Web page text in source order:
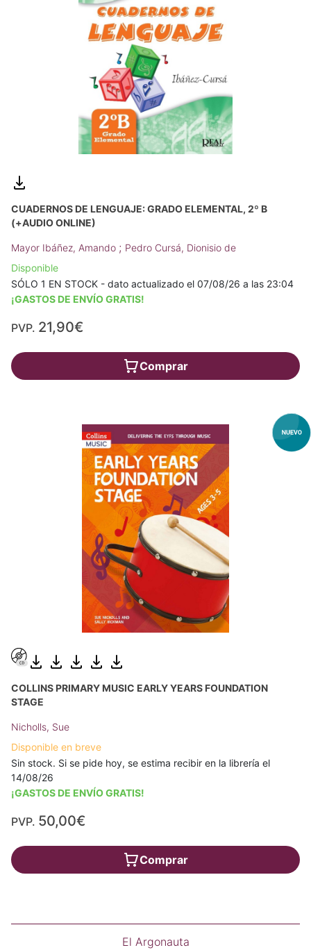
CUADERNOS DE LENGUAJE: GRADO ELEMENTAL, 2º B
(+AUDIO ONLINE)
Mayor Ibáñez, Amando ; Pedro Cursá, Dionisio de
Disponible
SÓLO 1 EN STOCK - dato actualizado el 07/08/26 a las 23:04
¡GASTOS DE ENVÍO GRATIS!
PVP. 21,90€
Comprar
COLLINS PRIMARY MUSIC EARLY YEARS FOUNDATION
STAGE
Nicholls, Sue
Disponible en breve
Sin stock. Si se pide hoy, se estima recibir en la librería el
14/08/26
¡GASTOS DE ENVÍO GRATIS!
PVP. 50,00€
Comprar
El Argonauta